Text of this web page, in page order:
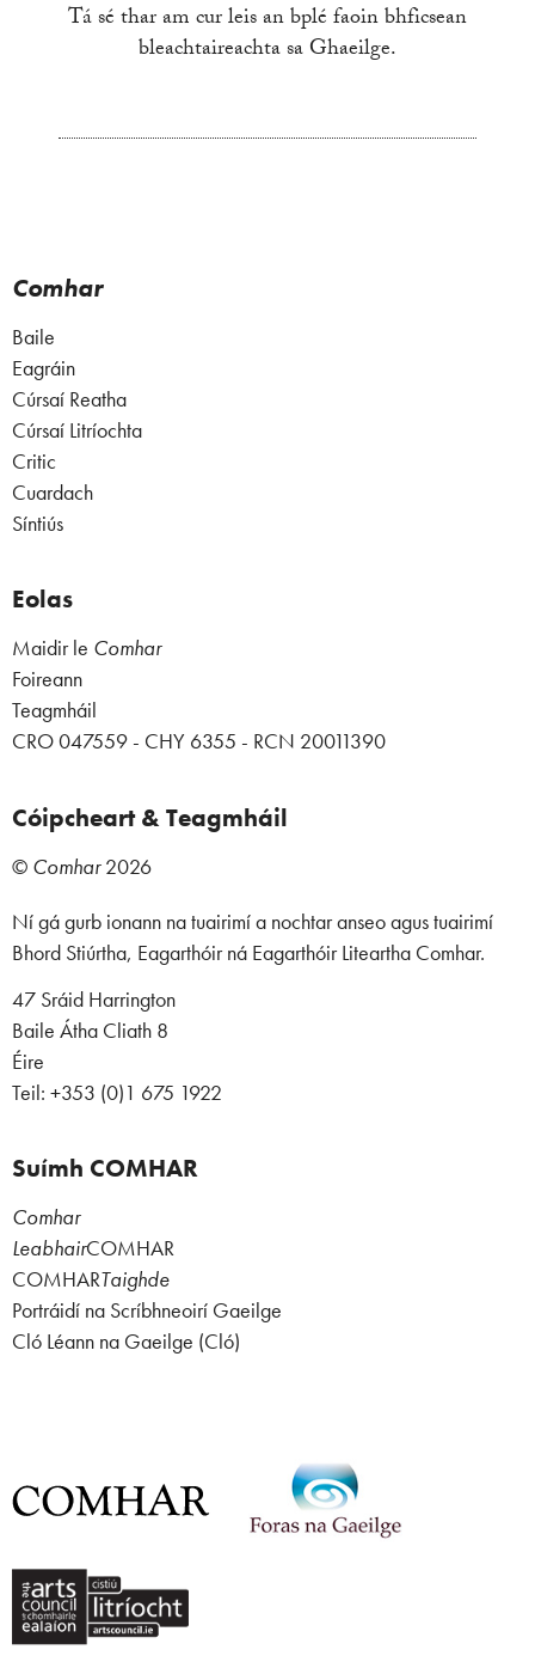
Tá sé thar am cur leis an bplé faoin bhficsean
bleachtaireachta sa Ghaeilge.
Comhar
Baile
Eagráin
Cúrsaí Reatha
Cúrsaí Litríochta
Critic
Cuardach
Síntiús
Eolas
Maidir le Comhar
Foireann
Teagmháil
CRO 047559 - CHY 6355 - RCN 20011390
Cóipcheart & Teagmháil
© Comhar2026
Ní gá gurb ionann na tuairimí a nochtar anseo agus tuairimí
Bhord Stiúrtha, Eagarthóir ná Eagarthóir Liteartha Comhar.
47 Sráid Harrington
Baile Átha Cliath 8
Éire
Teil: +353 (0)1 675 1922
Suímh COMHAR
Comhar
LeabhairCOMHAR
COMHARTaighde
Portráidí na Scríbhneoirí Gaeilge
Cló Léann na Gaeilge (Cló)